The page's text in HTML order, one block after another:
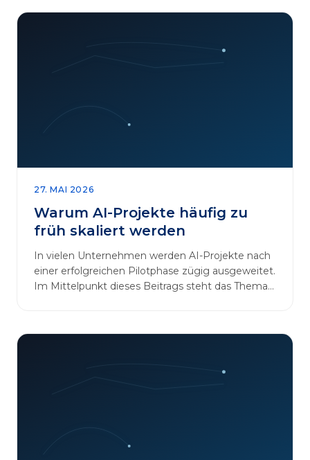
27. MAI 2026
Warum AI-Projekte häufig zu
früh skaliert werden
In vielen Unternehmen werden AI-Projekte nach
einer erfolgreichen Pilotphase zügig ausgeweitet.
Im Mittelpunkt dieses Beitrags steht das Thema